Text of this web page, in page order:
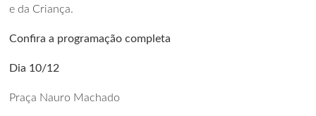
e da Criança.
Confira a programação completa
Dia 10/12
Praça Nauro Machado